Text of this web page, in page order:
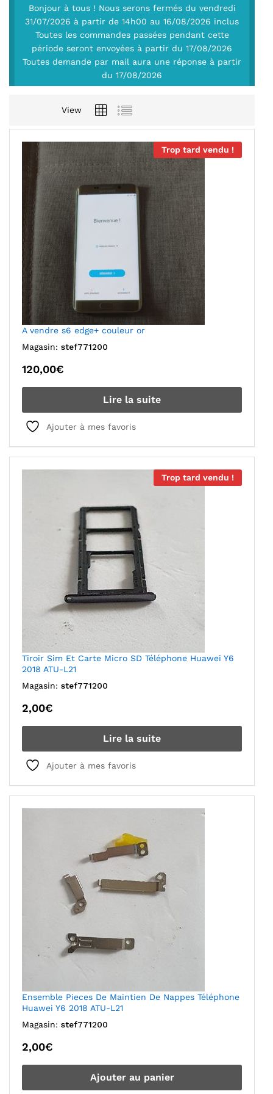
Bonjour à tous ! Nous serons fermés du vendredi
31/07/2026 à partir de 14h00 au 16/08/2026 inclus
Toutes les commandes passées pendant cette
période seront envoyées à partir du 17/08/2026
Toutes demande par mail aura une réponse à partir
du 17/08/2026
View
Trop tard vendu !
A vendre s6 edge+ couleur or
Magasin: stef771200
120,00€
Lire la suite
Ajouter à mes favoris
Trop tard vendu !
Tiroir Sim Et Carte Micro SD Téléphone Huawei Y6
2018 ATU-L21
Magasin: stef771200
2,00€
Lire la suite
Ajouter à mes favoris
Ensemble Pieces De Maintien De Nappes Téléphone
Huawei Y6 2018 ATU-L21
Magasin: stef771200
2,00€
Ajouter au panier